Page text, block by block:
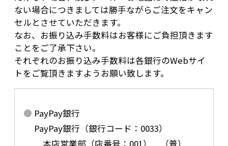
ない場合につきましては勝手ながらご注文をキャン
セルとさせていただきます。
なお、お振り込み手数料はお客様にご負担頂きます
ことをご了承下さい。
それぞれのお振り込み手数料は各銀行のWebサイ
トをご覧頂きますようお願い致します。
PayPay銀行
PayPay銀行（銀行コード：0033）